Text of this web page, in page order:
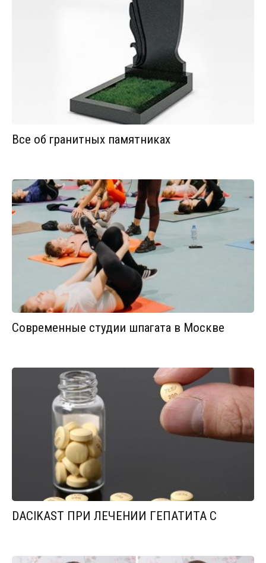
Все об гранитных памятниках
Современные студии шпагата в Москве
DACIKAST ПРИ ЛЕЧЕНИИ ГЕПАТИТА С